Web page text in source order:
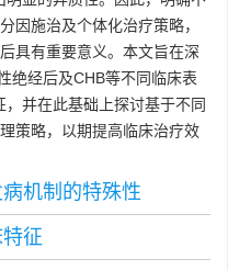
因施治及个体化治疗策略，
具有重要意义。本文旨在深
绝经后及CHB等不同临床表
并在此基础上探讨基于不同
策略，以期提高临床治疗效
机制的特殊性
征